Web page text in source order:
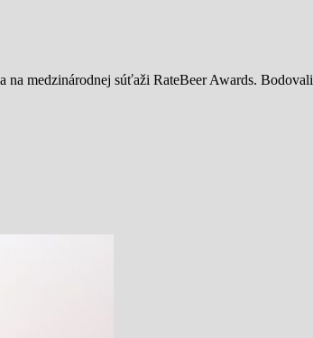
medzinárodnej súťaži RateBeer Awards. Bodovali